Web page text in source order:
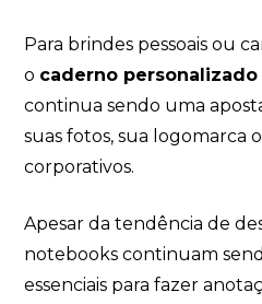
Para brindes pessoais ou
o caderno personalizado
continua sendo uma
suas fotos, sua logomarca
corporativos.
Apesar da tendência de
notebooks continuam
essenciais para fazer